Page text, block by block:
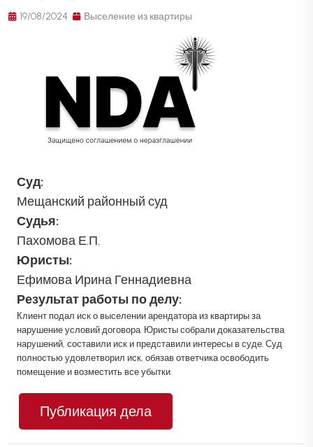
19/08/2024 Выселение из квартиры
Суд:
Мещанский районный суд
Судья:
Пахомова Е.П.
Юристы:
Ефимова Ирина Геннадиевна
Результат работы по делу:
Клиент подал иск о выселении арендатора из квартиры за
нарушение условий договора. Юристы собрали доказательства
нарушений, составили иск и представили интересы в суде. Суд
полностью удовлетворил иск, обязав ответчика освободить
помещение и возместить все убытки.
Публикация дела